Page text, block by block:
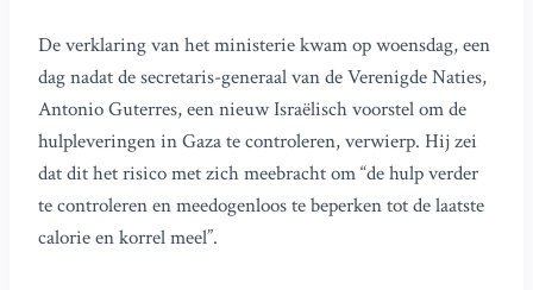
De verklaring van het ministerie kwam op woensdag, een
dag nadat de secretaris-generaal van de Verenigde Naties,
Antonio Guterres, een nieuw Israëlisch voorstel om de
hulpleveringen in Gaza te controleren, verwierp. Hij zei
dat dit het risico met zich meebracht om “de hulp verder
te controleren en meedogenloos te beperken tot de laatste
calorie en korrel meel”.